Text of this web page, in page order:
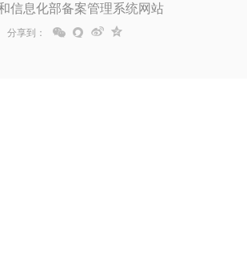
信息化部备案管理系统网站
分享到：